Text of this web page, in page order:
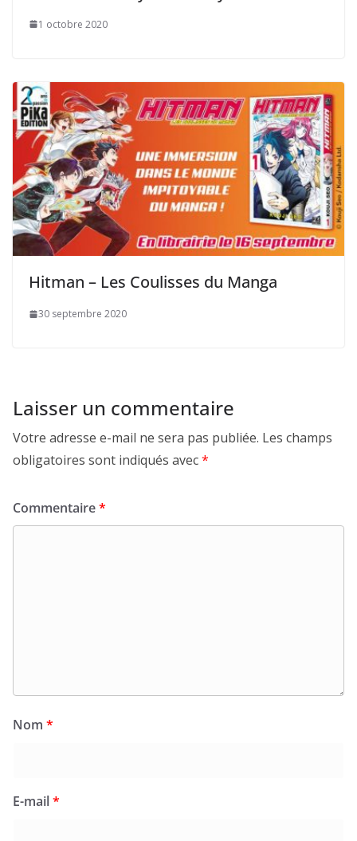
1 octobre 2020
Hitman – Les Coulisses du Manga
30 septembre 2020
Laisser un commentaire
Votre adresse e-mail ne sera pas publiée. Les champs
obligatoires sont indiqués avec*
Commentaire*
Nom *
E-mail*